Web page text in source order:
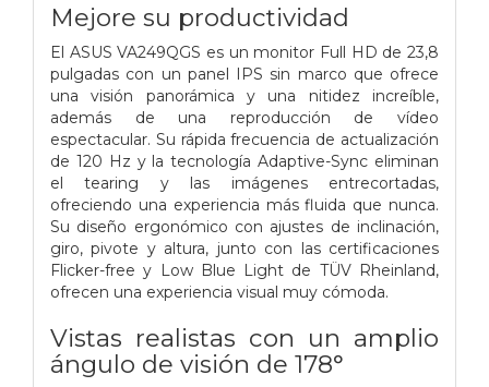
Mejore su productividad
El ASUS VA249QGS es un monitor Full HD de 23,8
pulgadas con un panel IPS sin marco que ofrece
una visión panorámica y una nitidez increíble,
además de una reproducción de vídeo
espectacular. Su rápida frecuencia de actualización
de 120 Hz y la tecnología Adaptive-Sync eliminan
el tearing y las imágenes entrecortadas,
ofreciendo una experiencia más fluida que nunca.
Su diseño ergonómico con ajustes de inclinación,
giro, pivote y altura, junto con las certificaciones
Flicker-free y Low Blue Light de TÜV Rheinland,
ofrecen una experiencia visual muy cómoda.
Vistas realistas con un amplio
ángulo de visión de 178°